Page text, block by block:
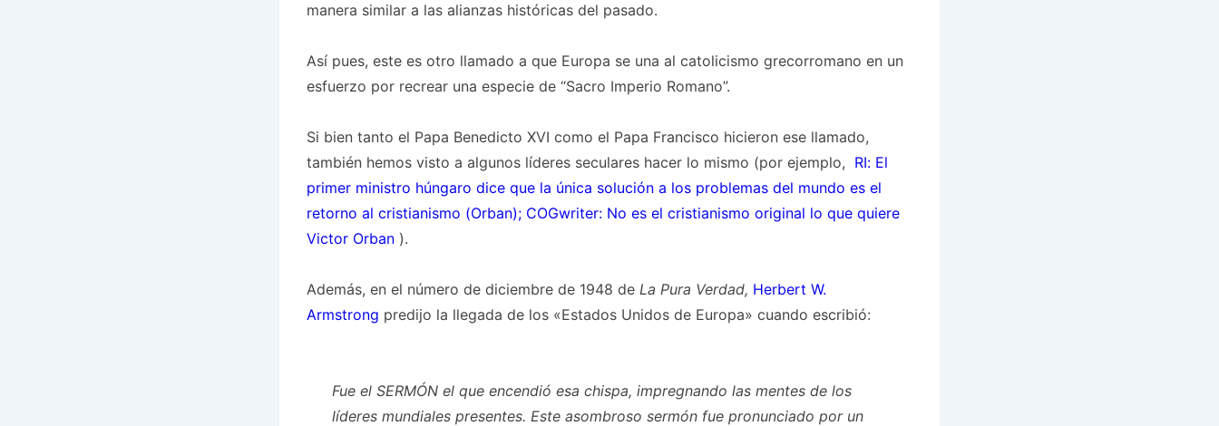
manera similar a las alianzas históricas del pasado.
Así pues, este es otro llamado a que Europa se una al catolicismo grecorromano en un
esfuerzo por recrear una especie de “Sacro Imperio Romano”.
Si bien tanto el Papa Benedicto XVI como el Papa Francisco hicieron ese llamado,
también hemos visto a algunos líderes seculares hacer lo mismo (por ejemplo, RI: El
primer ministro húngaro dice que la única solución a los problemas del mundo es el
retorno al cristianismo (Orban); COGwriter: No es el cristianismo original lo que quiere
Victor Orban).
Además, en el número de diciembre de 1948 de La Pura Verdad, Herbert W.
Armstrong predijo la llegada de los «Estados Unidos de Europa» cuando escribió:
Fue el SERMÓN el que encendió esa chispa, impregnando las mentes de los
líderes mundiales presentes. Este asombroso sermón fue pronunciado por un